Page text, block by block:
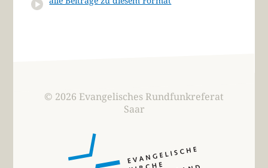
© 2026 Evangelisches Rundfunkreferat
Saar